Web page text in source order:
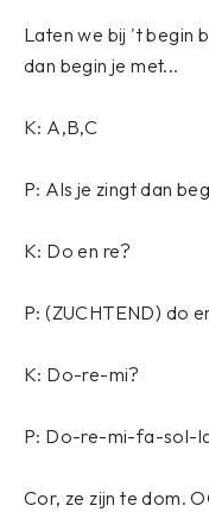
Laten we bij 't begin
dan begin je met...
K: A,B,C
P: Als je zingt dan
K: Do en re?
P: (ZUCHTEND) do
K: Do-re-mi?
P: Do-re-mi-fa-sol-
Cor, ze zijn te dom.